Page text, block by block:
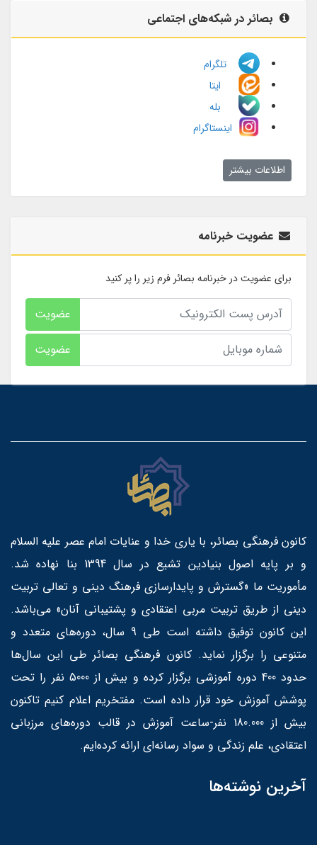
بصائر در شبکه‌های اجتماعی
تلگرام
ایتا
بله
اینستاگرام
اطلاعات بیشتر
عضویت خبرنامه
برای عضویت در خبرنامه بصائر فرم زیر را پر کنید
عضویت
عضویت
کانون فرهنگی بصائر، با یاری خدا و عنایات امام عصر علیه السلام
و بر پایه اصول بنیادین تشیع در سال 1394 بنا نهاده شد.
مأموریت ما «گسترش و پایدارسازی فرهنگ دینی و تعالی تربیت
دینی از طریق تربیت مربی اعتقادی و پشتیبانی آنان» می‌باشد.
این کانون توفیق داشته است طی 9 سال، دوره‌های متعدد و
متنوعی را برگزار نماید. کانون فرهنگی بصائر طی این سال‌ها
حدود 400 دوره آموزشی برگزار کرده و بیش از 5000 نفر را تحت
پوشش آموزش خود قرار داده است. مفتخریم اعلام کنیم تاکنون
بیش از 180.000 نفر-ساعت آموزش در قالب دوره‌های مرزبانی
اعتقادی، علم زندگی و سواد رسانه‌ای ارائه کرده‌ایم.
آخرین نوشته‌ها